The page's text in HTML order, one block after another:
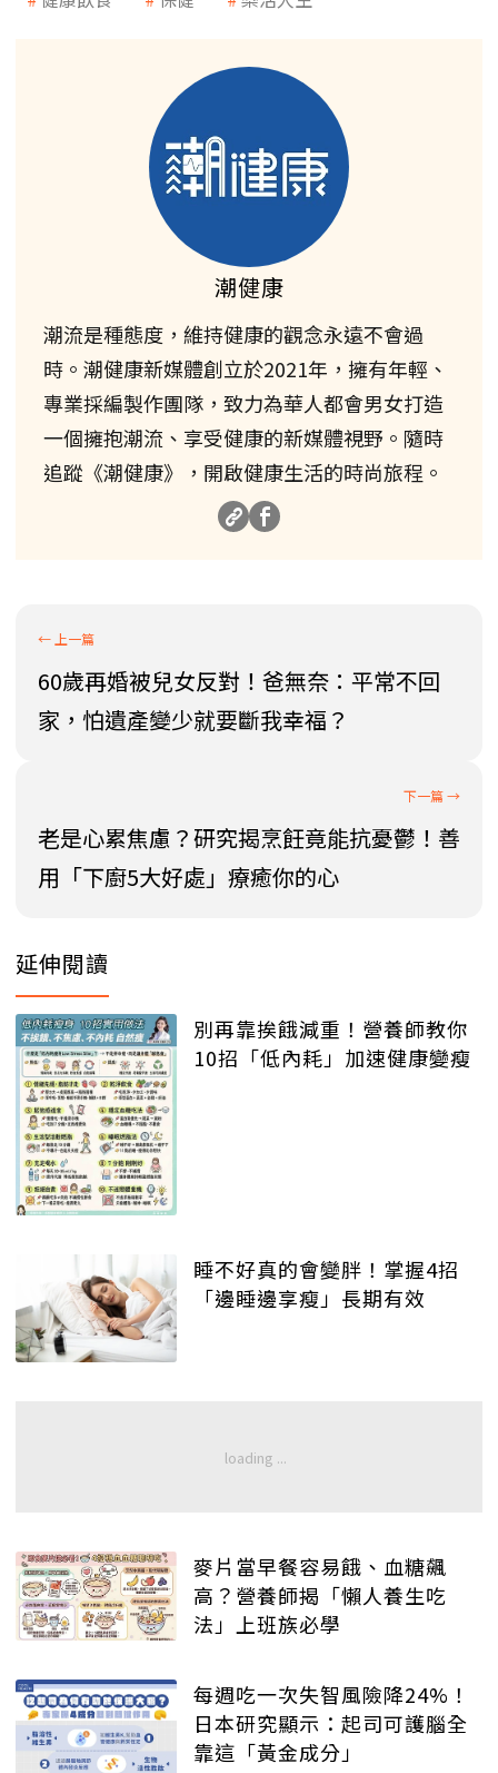
潮健康
潮流是種態度，維持健康的觀念永遠不會過
時。潮健康新媒體創立於2021年，擁有年輕、
專業採編製作團隊，致力為華人都會男女打造
一個擁抱潮流、享受健康的新媒體視野。隨時
追蹤《潮健康》，開啟健康生活的時尚旅程。
60歲再婚被兒女反對！爸無奈：平常不回
家，怕遺產變少就要斷我幸福？
老是心累焦慮？研究揭烹飪竟能抗憂鬱！善
用「下廚5大好處」療癒你的心
延伸閱讀
別再靠挨餓減重！營養師教你
10招「低內耗」加速健康變瘦
睡不好真的會變胖！掌握4招
「邊睡邊享瘦」長期有效
麥片當早餐容易餓、血糖飆
高？營養師揭「懶人養生吃
法」上班族必學
每週吃一次失智風險降24%！
日本研究顯示：起司可護腦全
靠這「黃金成分」